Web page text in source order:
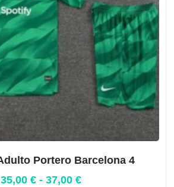
Portero Barcelona 4
35,00 € - 37,00 €